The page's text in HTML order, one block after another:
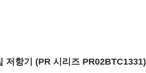
저항기 (PR 시리즈 PR02BTC1331)